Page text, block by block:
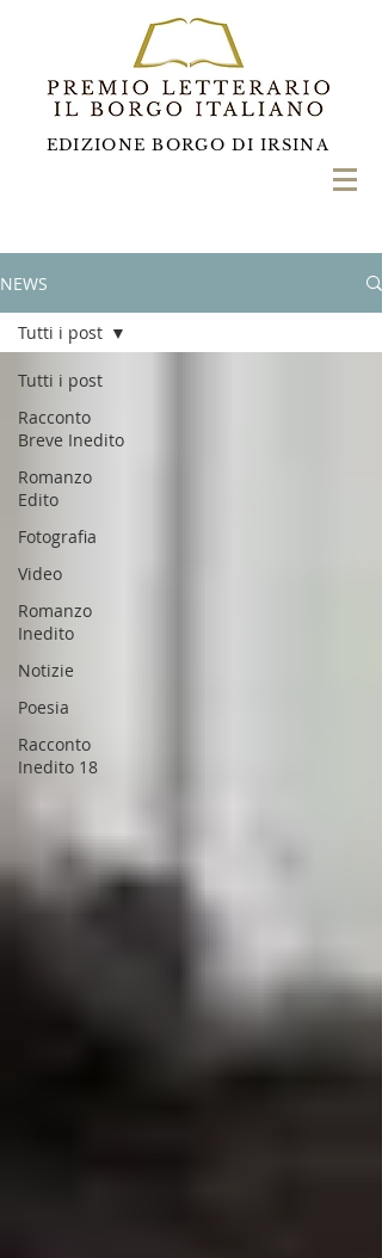
EDIZIONE BORGO DI IRSINA
NEWS
Tutti i post
Racconto
Breve Inedito
Romanzo
Edito
Fotografia
Video
Romanzo
Inedito
Notizie
Poesia
Racconto
Inedito 18
Tutti i post